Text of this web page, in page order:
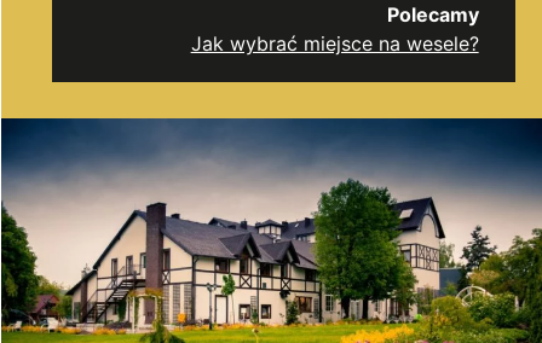
Polecamy
Jak wybrać miejsce na wesele?